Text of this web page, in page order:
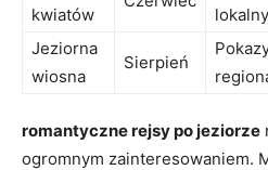
kwiatów
Jeziorna⁤
wiosna
Sierpień
romantyczne rejsy po jeziorze
ogromnym⁢ zainteresowaniem.